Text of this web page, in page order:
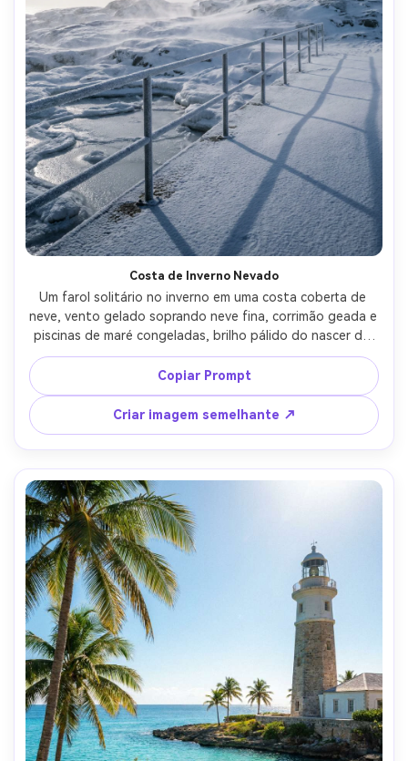
Costa de Inverno Nevado
Um farol solitário no inverno em uma costa coberta de
neve, vento gelado soprando neve fina, corrimão geada e
piscinas de maré congeladas, brilho pálido do nascer do
sol com sombras azuis frias, tirado em Fujifilm GFX100S,
lente de 45 mm, f/4, detalhes nítidos, classificação de
cores naturais, paisagem fotorealista sem pele, alta
resolução, humor sereno e minimalista-AR 4:5
Copiar Prompt
Criar imagem semelhante ↗